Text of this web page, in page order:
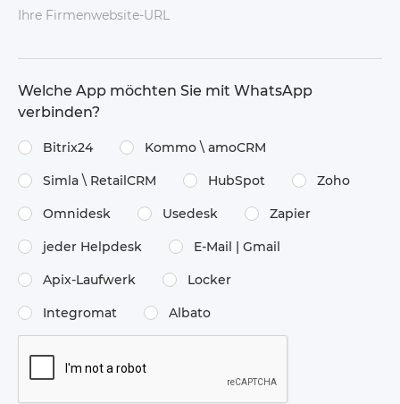
Ihre Firmenwebsite-URL
Welche App möchten Sie mit WhatsApp
verbinden?
Bitrix24 Kommo \​ amoCRM
Simla \​ RetailCRM HubSpot Zoho
Omnidesk Usedesk Zapier
jeder Helpdesk E-Mail | Gmail
Apix-Laufwerk Locker
Integromat Albato